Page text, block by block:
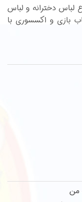
لباس دخترانه و لباس
بازی و اکسسوری با
من